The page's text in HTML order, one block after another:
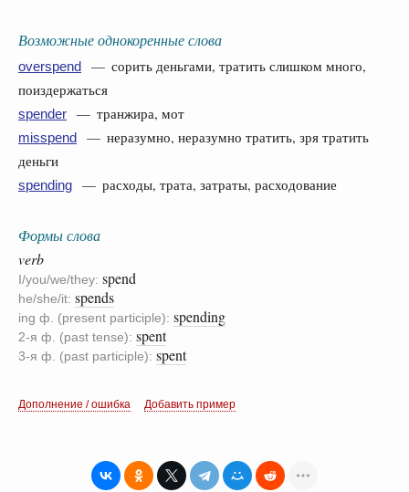
Возможные однокоренные слова
overspend
— сорить деньгами, тратить слишком много,
поиздержаться
spender — транжира, мот
misspend
— неразумно, неразумно тратить, зря тратить
деньги
spending — расходы, трата, затраты, расходование
Формы слова
verb
I/you/we/they: spend
he/she/it: spends
ing ф. (present participle): spending
2-я ф. (past tense): spent
3-я ф. (past participle): spent
Дополнение / ошибка Добавить пример